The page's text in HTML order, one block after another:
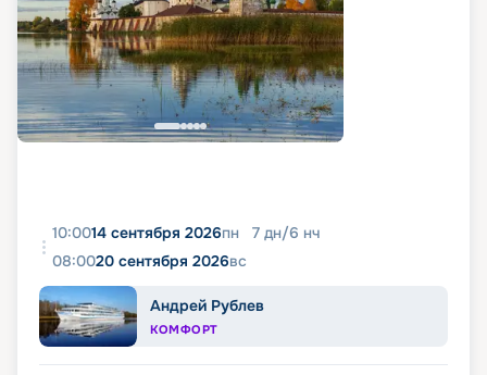
10:0014 сентября 2026пн 7 дн/6 нч
08:0020 сентября 2026вс
Андрей Рублев
КОМФОРТ